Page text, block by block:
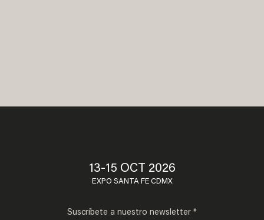
13-15 OCT 2026
EXPO SANTA FE CDMX
Suscríbete a nuestro newsletter *